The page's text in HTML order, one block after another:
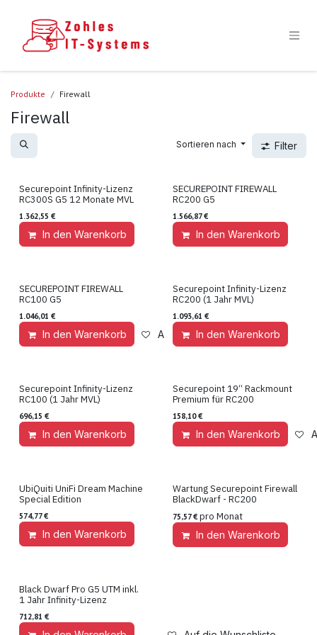
Produkte Firewall
Firewall
Sortieren nach Filter
Lizenz
Securepoint Infinity-Lizenz
RC300S G5 12 Monate MVL
1.362,55 €
In den Warenkorb Auf die Wunschliste
Hardware
SECUREPOINT FIREWALL
RC200 G5
1.566,87€
In den Warenkorb
Hardware
SECUREPOINT FIREWALL
RC100 G5
1.046,01 €
In den Warenkorb Auf die Wunschliste
Lizenz
Securepoint Infinity-Lizenz
RC200 (1 Jahr MVL)
1.093,61 €
In den Warenkorb
Lizenz
Securepoint Infinity-Lizenz
RC100 (1 Jahr MVL)
696,15 €
In den Warenkorb Auf die Wunschliste
Hardware
Securepoint 19“ Rackmount
Premium für RC200
158,10€
In den Warenkorb
Hardware
UbiQuiti UniFi Dream Machine
Special Edition
574,77€
In den Warenkorb Auf die Wunschliste
Wartung
Wartung Securepoint Firewall
BlackDwarf - RC200
75,57€ pro Monat
In den Warenkorb
Hardware
Black Dwarf Pro G5 UTM inkl.
1 Jahr Infinity-Lizenz
712,81 €